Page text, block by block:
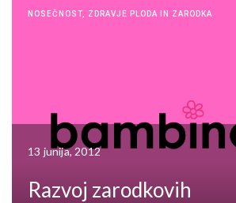
NOSEČNOST, ZDRAVJE PLODA IN ZARODKA
13 junija, 2012
Razvoj zarodkovih